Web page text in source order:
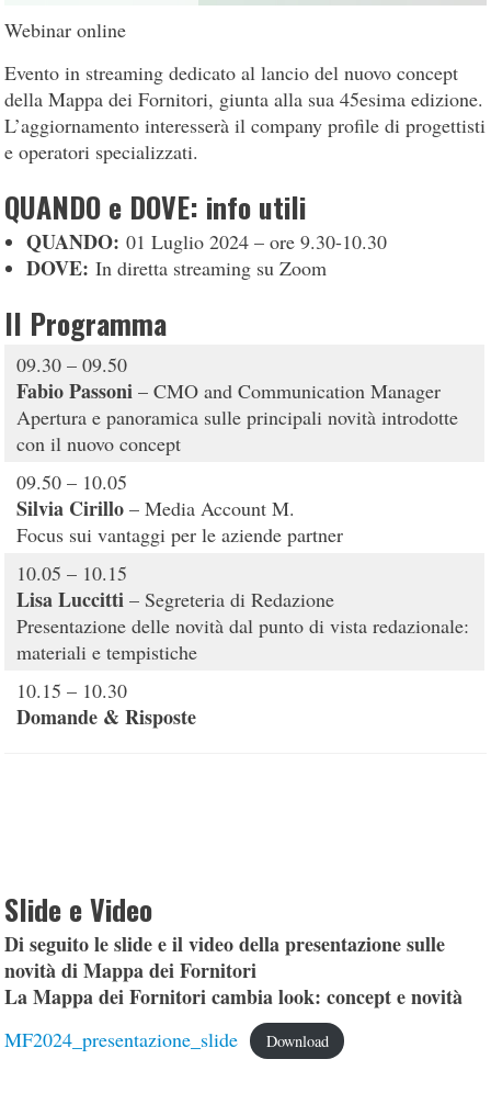
Webinar online
Evento in streaming dedicato al lancio del nuovo concept
della Mappa dei Fornitori, giunta alla sua 45esima edizione.
L’aggiornamento interesserà il company profile di progettisti
e operatori specializzati.
QUANDO e DOVE: info utili
QUANDO:01 Luglio 2024 – ore 9.30-10.30
DOVE: In diretta streaming su Zoom
Il Programma
09.30 – 09.50
Fabio Passoni – CMO and Communication Manager
Apertura e panoramica sulle principali novità introdotte
con il nuovo concept
09.50 – 10.05
Silvia Cirillo– Media Account M.
Focus sui vantaggi per le aziende partner
10.05 – 10.15
Lisa Luccitti – Segreteria di Redazione
Presentazione delle novità dal punto di vista redazionale:
materiali e tempistiche
10.15 – 10.30
Domande & Risposte
Slide e Video
Di seguito le slide e il video della presentazione sulle
novità di Mappa dei Fornitori
La Mappa dei Fornitori cambia look: concept e novità
MF2024_presentazione_slide Download